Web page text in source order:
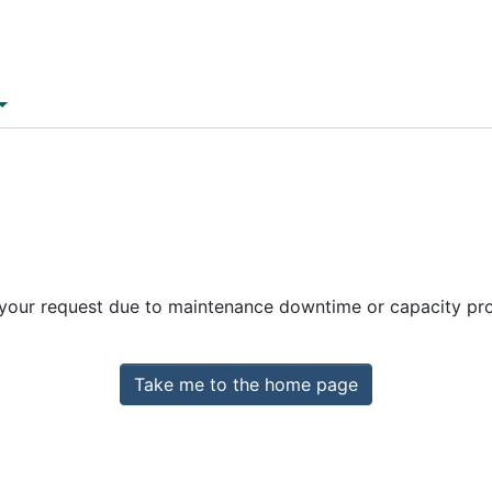
request due to maintenance downtime or capacity
Take me to the home page